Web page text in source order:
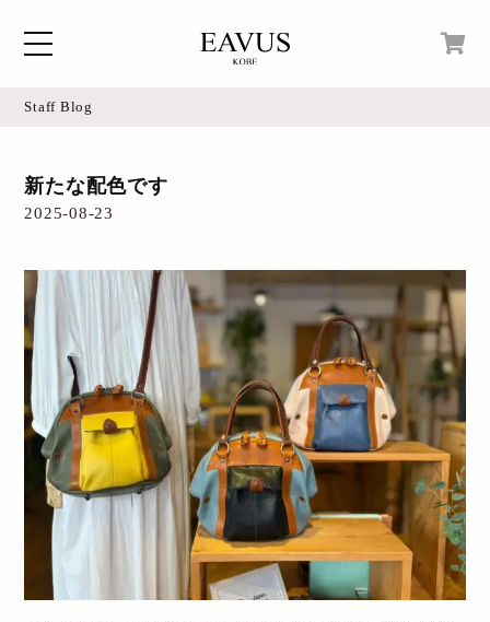
Blog
Online Shop
Instagram
Login
New Account
Staff Blog
新たな配色です
2025-08-23